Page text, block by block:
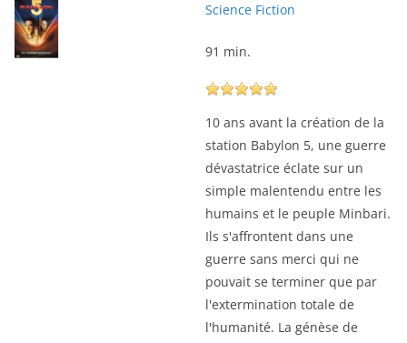
Science Fiction
91 min.
10 ans avant la création de la
station Babylon 5, une guerre
dévastatrice éclate sur un
simple malentendu entre les
humains et le peuple Minbari.
Ils s'affrontent dans une
guerre sans merci qui ne
pouvait se terminer que par
l'extermination totale de
l'humanité. La génèse de